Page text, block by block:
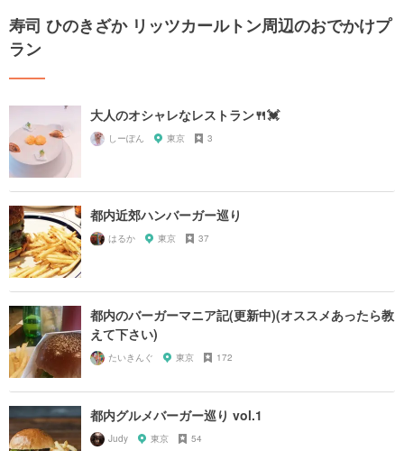
寿司 ひのきざか リッツカールトン周辺のおでかけプ
ラン
大人のオシャレなレストラン🍴💓
しーぽん 東京 3
都内近郊ハンバーガー巡り
はるか 東京 37
都内のバーガーマニア記(更新中)(オススメあったら教
えて下さい)
たいきんぐ 東京 172
都内グルメバーガー巡り vol.1
Judy 東京 54